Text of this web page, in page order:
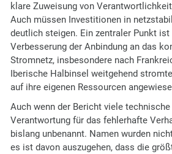
klare Zuweisung von
Auch müssen Investitionen in
deutlich steigen. Ein zentraler Punkt ist
Verbesserung der Anbindung an das
Stromnetz, insbesondere nach
Iberische Halbinsel weitgehend
auf ihre eigenen Ressourcen
Auch wenn der Bericht viele
Verantwortung für das fehlerhafte
bislang unbenannt. Namen wurden
es ist davon auszugehen, dass die